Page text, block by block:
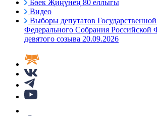
Бөек Җиңүнең 80 еллыгы
Видео
Выборы депутатов
Федерального Собрания Российской
девятого созыва 20.09.2026